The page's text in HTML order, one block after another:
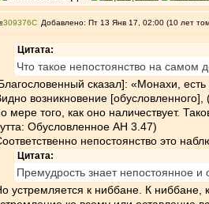
309376 Добавлено: Пт 13 Янв 17, 02:00 (10 лет
Цитата:
Что такое непостоянство на самом
сказал]: «Монахи,
возникновение
мере того, как оно наличествует.
Обусловленное АН 3.47)
непостоянство это
Цитата:
Премудрость знает непостоянное и
устремляется к ниббане. К ниббане,